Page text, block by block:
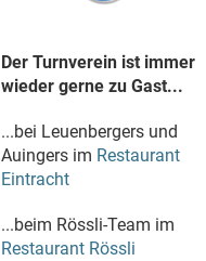
Der Turnverein ist immer
wieder gerne zu Gast...
...bei Leuenbergers und
Auingers im Restaurant
Eintracht
...beim Rössli-Team im
Restaurant Rössli